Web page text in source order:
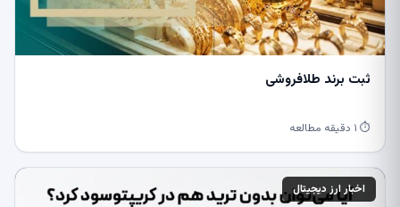
ثبت برند طلافروشی
⏱ ۱ دقیقه مطالعه
اخبار ارز دیجیتال